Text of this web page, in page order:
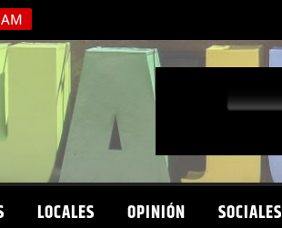
LOCALES OPINIÓN SOCIALES